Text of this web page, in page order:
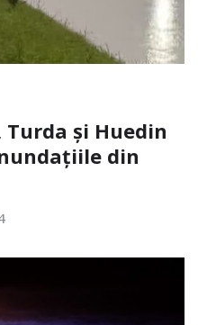
Turda și Huedin
din